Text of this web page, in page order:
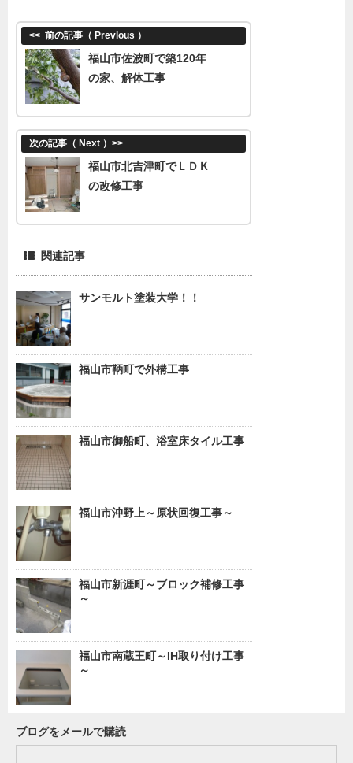
<< 前の記事（ Prevlous ）
福山市佐波町で築120年
の家、解体工事
次の記事（ Next ） >>
福山市北吉津町でＬＤＫ
の改修工事
関連記事
サンモルト塗装大学！！
福山市鞆町で外構工事
福山市御船町、浴室床タイル工事
福山市沖野上～原状回復工事～
福山市新涯町～ブロック補修工事
～
福山市南蔵王町～IH取り付け工事
～
ブログをメールで購読